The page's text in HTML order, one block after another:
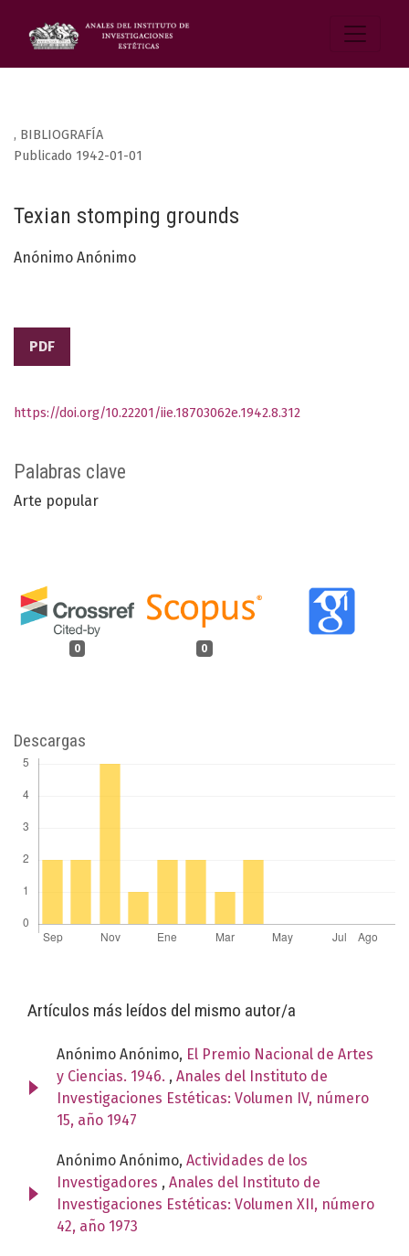
, BIBLIOGRAFÍA
Texian stomping grounds
Publicado 1942-01-01
Anónimo Anónimo
PDF
Palabras clave
Arte popular
0 0
https://doi.org/10.22201/iie.18703062e.1942.8.312
Descargas
Artículos más leídos del mismo autor/a
Anónimo Anónimo, El Premio Nacional de Artes
y Ciencias. 1946. , Anales del Instituto de
Investigaciones Estéticas: Volumen IV, número
15, año 1947
Anónimo Anónimo, Actividades de los
Investigadores , Anales del Instituto de
Investigaciones Estéticas: Volumen XII, número
42, año 1973